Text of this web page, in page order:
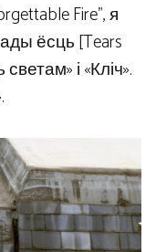
Fire”, я
ёсць [Tears
і «Кліч».